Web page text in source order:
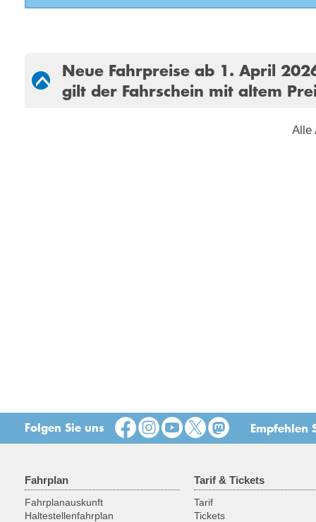
Neue Fahrpreise ab 1. April
gilt der Fahrschein mit altem
Alle
Folgen Sie uns Empfehlen
Fahrplan
Fahrplanauskunft
Haltestellenfahrplan
Tarif & Tickets
Tarif
Tickets